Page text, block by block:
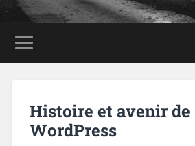
Histoire et avenir de
WordPress